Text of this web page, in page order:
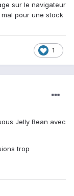
sur le navigateur
pour une stock
1
Jelly Bean avec
trop